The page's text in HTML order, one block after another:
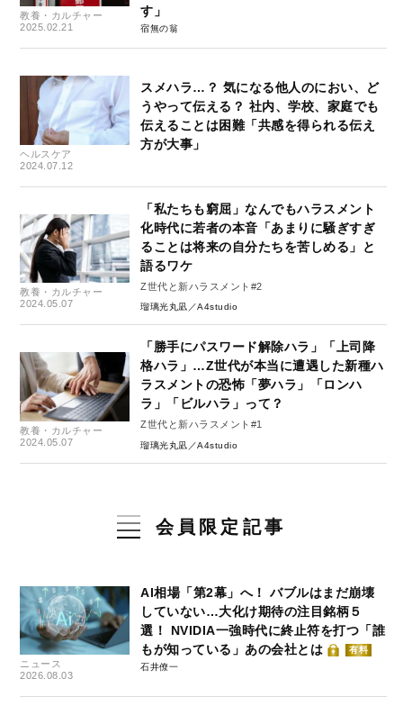
教養・カルチャー
2025.02.21
す」
宿無の翁
ヘルスケア
2024.07.12
スメハラ…？ 気になる他人のにおい、ど
うやって伝える？ 社内、学校、家庭でも
伝えることは困難「共感を得られる伝え
方が大事」
教養・カルチャー
2024.05.07
「私たちも窮屈」なんでもハラスメント
化時代に若者の本音「あまりに騒ぎすぎ
ることは将来の自分たちを苦しめる」と
語るワケ
Z世代と新ハラスメント#2
瑠璃光丸凪／A4studio
教養・カルチャー
2024.05.07
「勝手にパスワード解除ハラ」「上司降
格ハラ」…Z世代が本当に遭遇した新種ハ
ラスメントの恐怖「夢ハラ」「ロンハ
ラ」「ビルハラ」って？
Z世代と新ハラスメント#1
瑠璃光丸凪／A4studio
会員限定記事
ニュース
2026.08.03
AI相場「第2幕」へ！ バブルはまだ崩壊
していない…大化け期待の注目銘柄５
選！ NVIDIA一強時代に終止符を打つ「誰
もが知っている」あの会社とは
有料
石井僚一